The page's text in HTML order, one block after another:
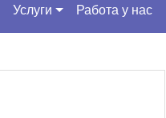
Услуги Работа у нас